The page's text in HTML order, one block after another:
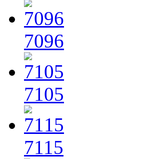
7096
7105
7115